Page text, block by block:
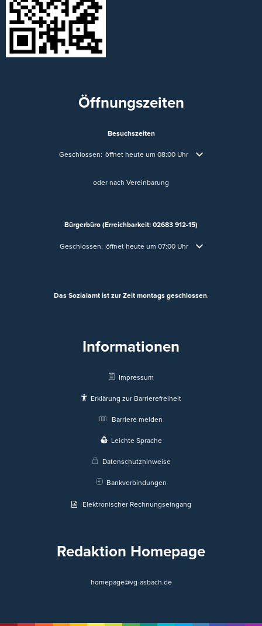
Öffnungszeiten
Besuchszeiten
Klicken, um weitere Öffnungs- oder Schließzeiten auszublenden
Geschlossen: öffnet heute um 08:00 Uhr
oder nach Vereinbarung
Bürgerbüro (Erreichbarkeit: 02683 912-15)
Klicken, um weitere Öffnungs- oder Schließzeiten auszublenden
Geschlossen: öffnet heute um 07:00 Uhr
Das Sozialamt ist zur Zeit montags geschlossen.
Informationen
Impressum
Erklärung zur Barrierefreiheit
Barriere melden
Leichte Sprache
Datenschutzhinweise
Bankverbindungen
Elektronischer Rechnungseingang
Redaktion Homepage
homepage@vg-asbach.de